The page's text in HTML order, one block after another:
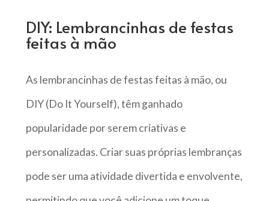
DIY: Lembrancinhas de festas
feitas à mão
As lembrancinhas de festas feitas à mão, ou
DIY (Do It Yourself), têm ganhado
popularidade por serem criativas e
personalizadas. Criar suas próprias lembranças
pode ser uma atividade divertida e envolvente,